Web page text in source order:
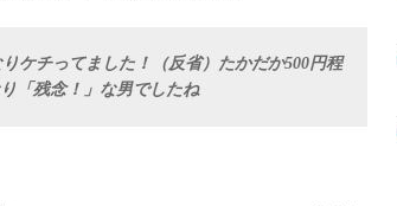
ケチってました！（反省）たかだか500円程
「残念！」な男でしたね